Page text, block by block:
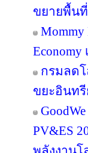
ขยายพื้น
Mommy
กรมลด
ขยะอินท
PV&ES